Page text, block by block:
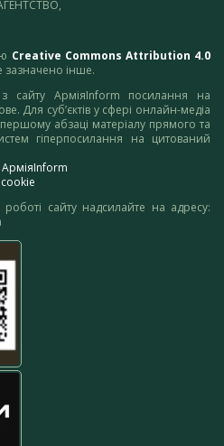
Creative Commons Attribution 4.0
зазначено інше.
сайту АрміяInform посилання на
Для суб’єктів у сфері онлайн-медіа
абзаці матеріалу прямого та
гіперпосилання на цитований
АрміяInform
сайту надсилайте на адресу: